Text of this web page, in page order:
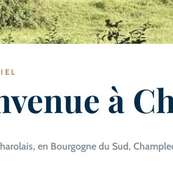
à
en Bourgogne du Sud,